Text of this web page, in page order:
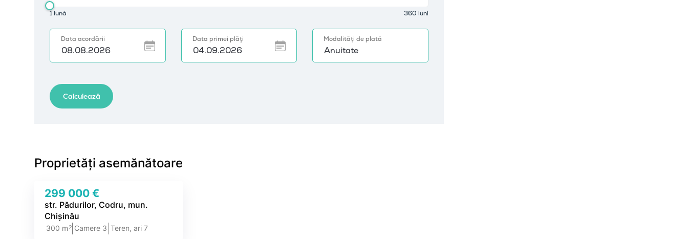
Proprietăți asemănătoare
299 000 €
str. Pădurilor, Codru, mun.
Chișinău
300 m 2 Camere 3 Teren, ari 7